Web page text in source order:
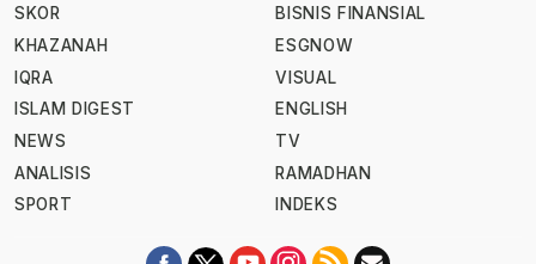
SKOR
KHAZANAH
IQRA
ISLAM DIGEST
NEWS
ANALISIS
SPORT
BISNIS FINANSIAL
ESGNOW
VISUAL
ENGLISH
TV
RAMADHAN
INDEKS